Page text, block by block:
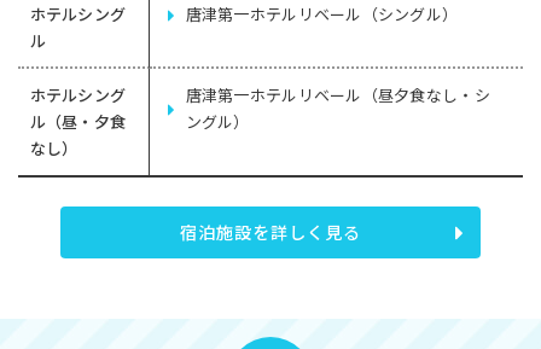
ホテルシング
ル
唐津第一ホテルリベール（シングル）
ホテルシング
ル（昼・夕食
なし）
唐津第一ホテルリベール（昼夕食なし・シ
ングル）
宿泊施設を詳しく見る